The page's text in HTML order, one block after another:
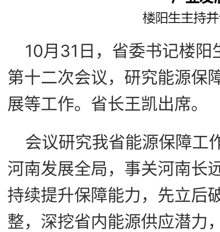
10月31日，省委书记楼
第十二次会议，研究能源保
展等工作。省长王凯出席。
会议研究我省能源保障工
河南发展全局，事关河南长
持续提升保障能力，先立后
整，深挖省内能源供应潜力